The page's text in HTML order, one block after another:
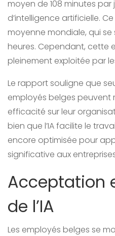
moyen de 108 minutes
d’intelligence artificielle.
moyenne mondiale, qui
heures. Cependant, cette
pleinement exploitée par
Le rapport souligne que
employés belges peuvent
efficacité sur leur
bien que l’IA facilite le
encore optimisée pour
significative aux
Acceptation
de l’IA
Les employés belges se